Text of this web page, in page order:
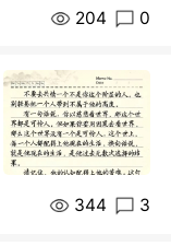
204 0
344 3